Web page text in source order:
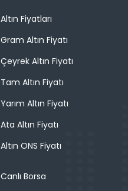
Altın Fiyatları
Gram Altın Fiyatı
Çeyrek Altın Fiyatı
Tam Altın Fiyatı
Yarım Altın Fiyatı
Ata Altın Fiyatı
Altın ONS Fiyatı
Canlı Borsa